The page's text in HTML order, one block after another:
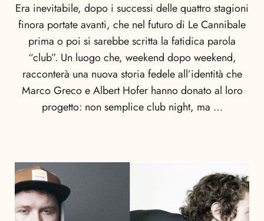
Era inevitabile, dopo i successi delle quattro stagioni
finora portate avanti, che nel futuro di Le Cannibale
prima o poi si sarebbe scritta la fatidica parola
“club”. Un luogo che, weekend dopo weekend,
racconterà una nuova storia fedele all’identità che
Marco Greco e Albert Hofer hanno donato al loro
progetto: non semplice club night, ma …